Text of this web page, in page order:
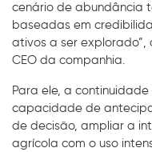
cenário de abundância
baseadas em
ativos a ser
CEO da companhia.
Para ele, a
capacidade de
de decisão, ampliar a
agrícola com o uso